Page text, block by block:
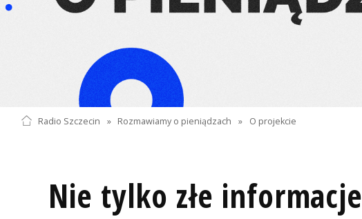
Radio Szczecin » Rozmawiamy o pieniądzach » O projekcie
Nie tylko złe informacje